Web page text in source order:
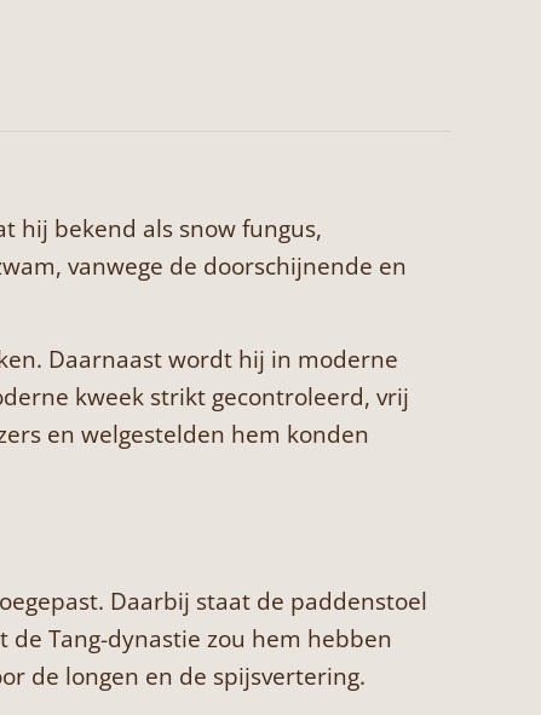
hij bekend als snow fungus,
vanwege de doorschijnende en
Daarnaast wordt hij in moderne
kweek strikt gecontroleerd, vrij
en welgestelden hem konden
Daarbij staat de paddenstoel
Tang-dynastie zou hem hebben
de longen en de spijsvertering.